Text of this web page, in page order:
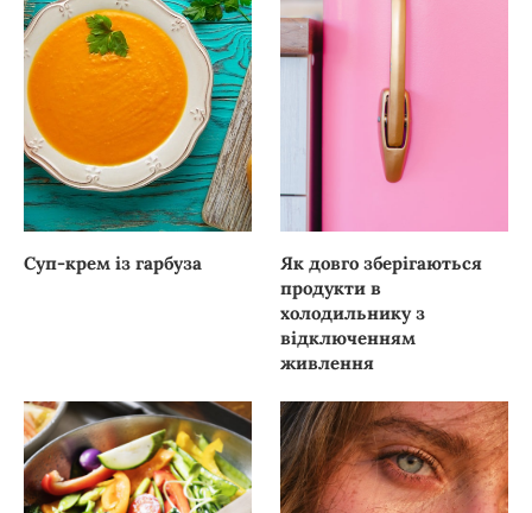
Суп-крем із гарбуза
Як довго зберігаються
продукти в
холодильнику з
відключенням
живлення